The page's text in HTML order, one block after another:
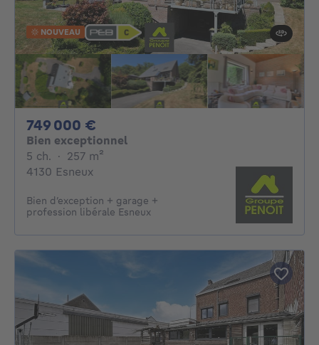
NOUVEAU
749 000 €
Bien exceptionnel
5 ch. 5 chambres
· 257 m²
4130 Esneux
Bien d’exception + garage +
profession libérale Esneux